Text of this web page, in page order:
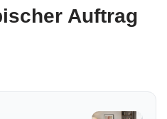
Auftrag